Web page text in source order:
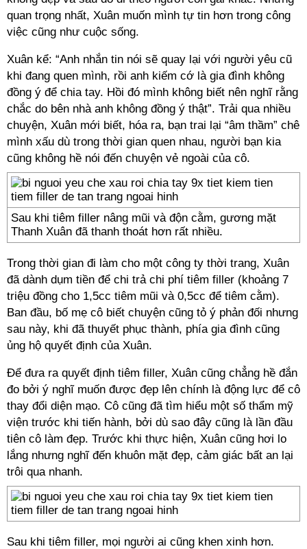
quan trọng nhất, Xuân muốn mình tự tin hơn trong công
việc cũng như cuộc sống.
Xuân kể: “Anh nhắn tin nói sẽ quay lại với người yêu cũ
khi đang quen mình, rồi anh kiếm cớ là gia đình không
đồng ý để chia tay. Hồi đó mình không biết nên nghĩ rằng
chắc do bên nhà anh không đồng ý thật”. Trải qua nhiều
chuyện, Xuân mới biết, hóa ra, bạn trai lại “âm thầm” chê
mình xấu dù trong thời gian quen nhau, người bạn kia
cũng không hề nói đến chuyện vẻ ngoài của cô.
Sau khi tiêm filler nâng mũi và độn cằm, gương mặt
Thanh Xuân đã thanh thoát hơn rất nhiều.
Trong thời gian đi làm cho một công ty thời trang, Xuân
đã dành dụm tiền để chi trả chi phí tiêm filler (khoảng 7
triệu đồng cho 1,5cc tiêm mũi và 0,5cc để tiêm cằm).
Ban đầu, bố mẹ cô biết chuyện cũng tỏ ý phản đối nhưng
sau này, khi đã thuyết phục thành, phía gia đình cũng
ủng hộ quyết định của Xuân.
Để đưa ra quyết định tiêm filler, Xuân cũng chẳng hề đắn
đo bởi ý nghĩ muốn được đẹp lên chính là động lực để cô
thay đổi diện mạo. Cô cũng đã tìm hiểu một số thẩm mỹ
viện trước khi tiến hành, bởi dù sao đây cũng là lần đầu
tiên cô làm đẹp. Trước khi thực hiện, Xuân cũng hơi lo
lắng nhưng nghĩ đến khuôn mặt đẹp, cảm giác bất an lại
trôi qua nhanh.
Sau khi tiêm filler, mọi người ai cũng khen xinh hơn.